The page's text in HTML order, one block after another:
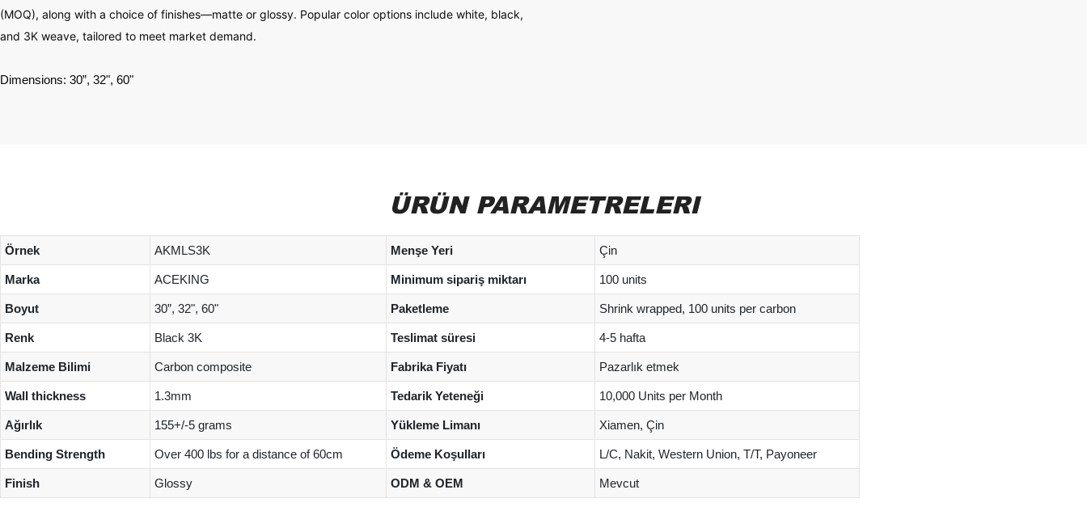
(MOQ), along with a choice of finishes—matte or glossy. Popular color options include white, black,
and 3K weave, tailored to meet market demand.
Dimensions: 30”, 32", 60"
ÜRÜN PARAMETRELERI
Örnek AKMLS3K Menşe Yeri Çin
Marka ACEKING Minimum sipariş miktarı 100 units
Boyut 30”, 32", 60" Paketleme Shrink wrapped, 100 units per carbon
Renk Black 3K Teslimat süresi 4-5 hafta
Malzeme Bilimi Carbon composite Fabrika Fiyatı Pazarlık etmek
Wall thickness 1.3mm Tedarik Yeteneği 10,000 Units per Month
Ağırlık 155+/-5 grams Yükleme Limanı Xiamen, Çin
Bending Strength Over 400 lbs for a distance of 60cm Ödeme Koşulları L/C, Nakit, Western Union, T/T, Payoneer
Finish Glossy ODM & OEM Mevcut